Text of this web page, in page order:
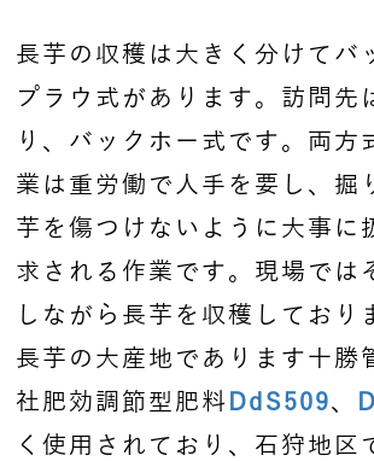
長芋の収穫は大きく分けてバ
プラウ式があります。訪問先
り、バックホー式です。両方
業は重労働で人手を要し、掘
芋を傷つけないように大事に
求される作業です。現場では
しながら長芋を収穫しており
長芋の大産地であります十勝
社肥効調節型肥料 DdS509、
く使用されており、石狩地区